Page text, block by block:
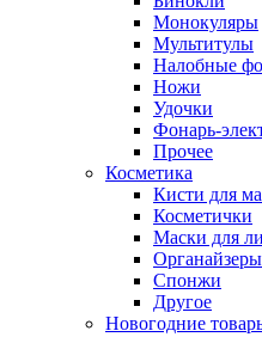
Монокуляры
Мультитулы
Налобные
Ножи
Удочки
Фонарь-
Прочее
Косметика
Кисти для
Косметички
Маски для
Спонжи
Другое
Новогодние